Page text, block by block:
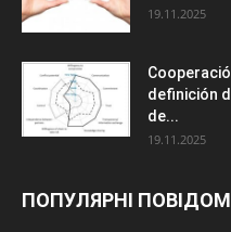
19.11.2025
definición
de...
19.11.2025
ПОПУЛЯРНІ